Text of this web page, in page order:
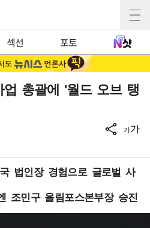
섹션 포토
업 총괄에 '월드 오브 탱
가가
법인장 경험으로 글로벌 사
조민구 올림포스본부장 승진